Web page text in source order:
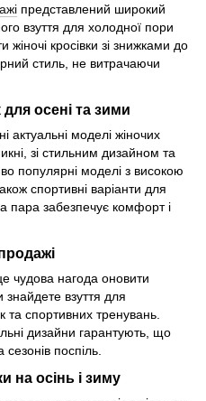
представлений широкий
взуття для холодної пори
кросівки зі знижками до
стиль, не витрачаючи
для осені та зими
актуальні моделі жіночих
зі стильним дизайном та
популярні моделі з високою
спортивні варіанти для
пара забезпечує комфорт і
чудова нагода оновити
взуття для
та спортивних тренувань.
дизайни гарантують, що
сезонів поспіль.
на осінь і зиму